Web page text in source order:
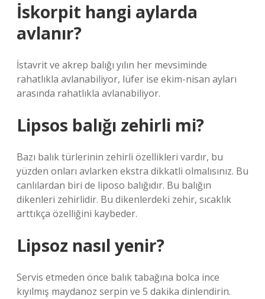
İskorpit hangi aylarda
avlanır?
İstavrit ve akrep balığı yılın her mevsiminde
rahatlıkla avlanabiliyor, lüfer ise ekim-nisan ayları
arasında rahatlıkla avlanabiliyor.
Lipsos balığı zehirli mi?
Bazı balık türlerinin zehirli özellikleri vardır, bu
yüzden onları avlarken ekstra dikkatli olmalısınız. Bu
canlılardan biri de liposo balığıdır. Bu balığın
dikenleri zehirlidir. Bu dikenlerdeki zehir, sıcaklık
arttıkça özelliğini kaybeder.
Lipsoz nasıl yenir?
Servis etmeden önce balık tabağına bolca ince
kıyılmış maydanoz serpin ve 5 dakika dinlendirin.